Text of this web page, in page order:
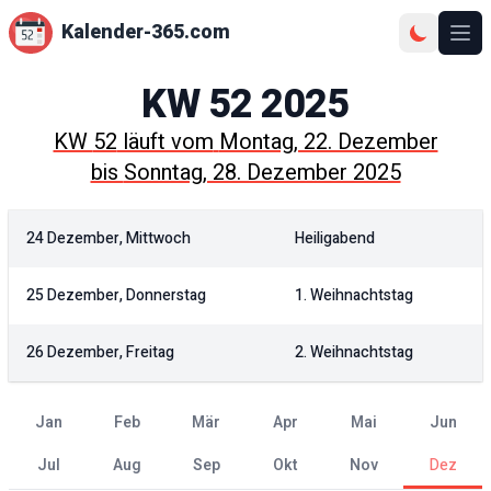
Kalender-365.com
KW522025
KW52läuft vomMontag, 22. Dezember
bisSonntag, 28. Dezember 2025
24 Dezember, Mittwoch Heiligabend
25 Dezember, Donnerstag 1. Weihnachtstag
26 Dezember, Freitag 2. Weihnachtstag
Jan Feb Mär Apr Mai
Jun
Jul
Aug Sep Okt Nov Dez